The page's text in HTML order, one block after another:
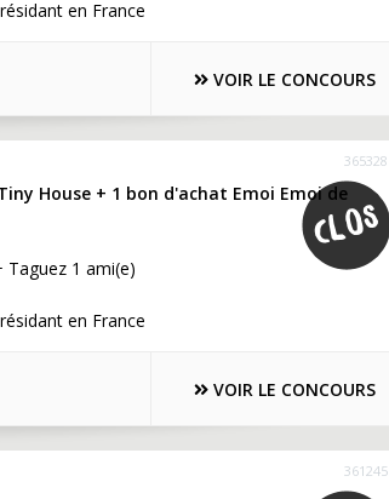
en France
VOIR LE CONCOURS
365328
House + 1 bon d'achat Emoi Emoi de
Taguez 1 ami(e)
en France
VOIR LE CONCOURS
361245